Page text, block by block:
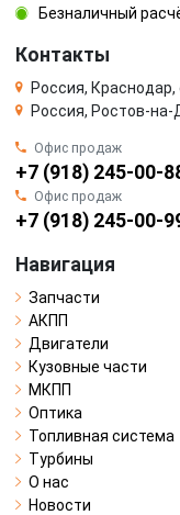
Безналичный
Контакты
Россия,
Россия, Ростов-
Офис продаж
+7 (918) 245-00-
Офис продаж
+7 (918) 245-00-
Навигация
Запчасти
АКПП
Двигатели
Кузовные части
МКПП
Оптика
Топливная система
Турбины
О нас
Новости